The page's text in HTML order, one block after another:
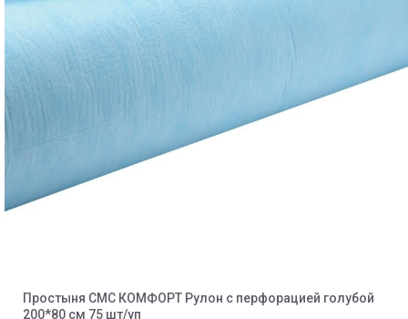
Простыня СМС КОМФОРТ Рулон с перфорацией голубой
200*80 см 75 шт/уп